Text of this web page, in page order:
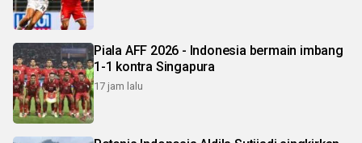
Piala AFF 2026 - Indonesia bermain imbang
1-1 kontra Singapura
17 jam lalu